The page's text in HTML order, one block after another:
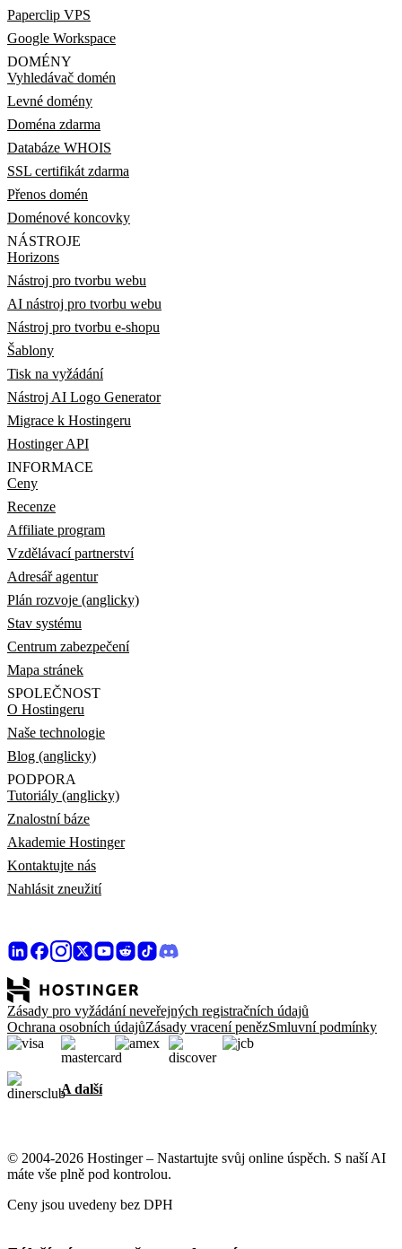
Paperclip VPS
Google Workspace
DOMÉNY
Vyhledávač domén
Levné domény
Doména zdarma
Databáze WHOIS
SSL certifikát zdarma
Přenos domén
Doménové koncovky
NÁSTROJE
Horizons
Nástroj pro tvorbu webu
AI nástroj pro tvorbu webu
Nástroj pro tvorbu e-shopu
Šablony
Tisk na vyžádání
Nástroj AI Logo Generator
Migrace k Hostingeru
Hostinger API
INFORMACE
Ceny
Recenze
Affiliate program
Vzdělávací partnerství
Adresář agentur
Plán rozvoje (anglicky)
Stav systému
Centrum zabezpečení
Mapa stránek
SPOLEČNOST
O Hostingeru
Naše technologie
Blog (anglicky)
PODPORA
Tutoriály (anglicky)
Znalostní báze
Akademie Hostinger
Kontaktujte nás
Nahlásit zneužití
Zásady pro vyžádání neveřejných registračních údajů
Ochrana osobních údajůZásady vracení penězSmluvní podmínky
A další
© 2004-2026 Hostinger – Nastartujte svůj online úspěch. S naší AI
máte vše plně pod kontrolou.
Ceny jsou uvedeny bez DPH